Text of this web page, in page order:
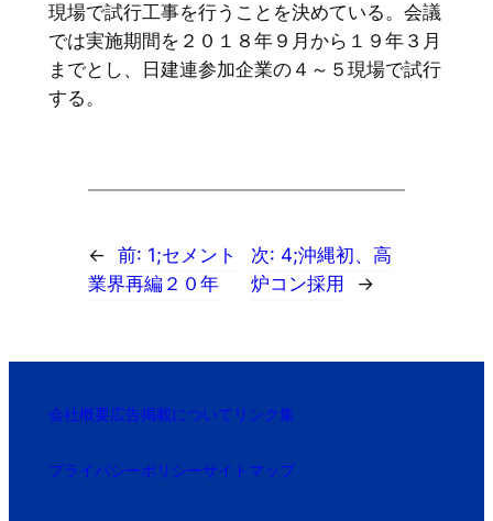
現場で試行工事を行うことを決めている。会議
では実施期間を２０１８年９月から１９年３月
までとし、日建連参加企業の４～５現場で試行
する。
← 前: 1;セメント
業界再編２０年
次: 4;沖縄初、高
炉コン採用
→
会社概要広告掲載について リンク集
プライバシーポリシーサイトマップ